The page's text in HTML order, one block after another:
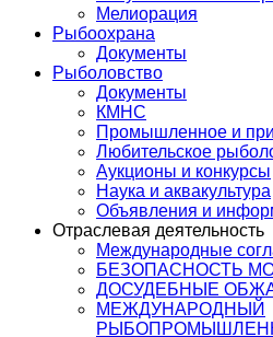
Мелиорация
Рыбоохрана
Документы
Рыболовство
Документы
КМНС
Промышленное и
Любительское
Аукционы и конкурсы
Наука и аквакультура
Объявления и
Отраслевая деятельность
Международные
БЕЗОПАСНОСТЬ
ДОСУДЕБНЫЕ
МЕЖДУНАРОДНЫЙ